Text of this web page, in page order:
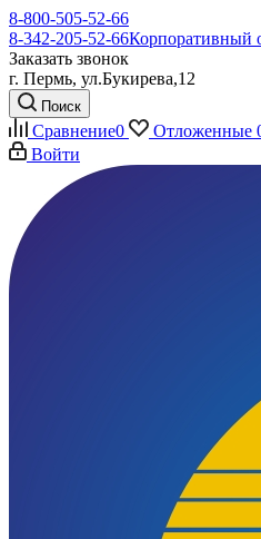
8-800-505-52-66
8-342-205-52-66Корпоративный
Заказать звонок
г. Пермь, ул.Букирева,12
Поиск
Сравнение0 Отложенные
Войти